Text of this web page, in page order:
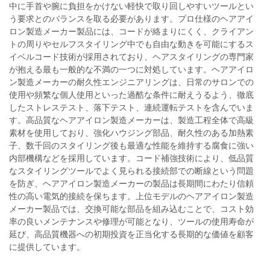
中に手首や腕に負担をかけない軽快で取り回しやすいツールとい
う要求とのバランスを取る必要があります。プロ仕様のヘアアイ
ロン製造メーカー製品には、コードが絡まりにくく、クライアン
トの周りやセルフスタイリング中でも自由な動きを可能にするス
イベルコード技術が採用されており、ヘアスタイリングの専門家
が抱える最も一般的な不満の一つに対処しています。ヘアアイロ
ン製造メーカーの耐久性エンジニアリングは、日常のサロンでの
使用や頻繁な個人使用といった過酷な条件に耐えうるよう、徹底
したストレステスト、落下テスト、連続運転テストを含んでいま
す。高品質なヘアアイロン製造メーカーは、製造工程全体で高級
素材を使用しており、強化ハウジング部品、耐久性のある加熱素
子、数千回のスタイリング後も最適な性能を維持する腐食に強い
内部機構などを採用しています。コード補強技術により、低品質
なスタイリングツールでよく見られる接続部での断線という問題
を防ぎ、ヘアアイロン製造メーカーの製品は長期間にわたり信頼
性の高い電気的接続を保ちます。上位モデルのヘアアイロン製造
メーカー製品では、交換可能な部品を組み込むことで、コスト効
率の良いメンテナンスや修理が可能となり、ツールの使用寿命が
延び、高品質機器への初期投資を正当化する長期的な価値を顧客
に提供しています。